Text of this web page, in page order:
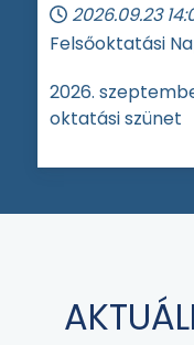
2026.09.23
Felsőoktatási
2026.
oktatási szünet